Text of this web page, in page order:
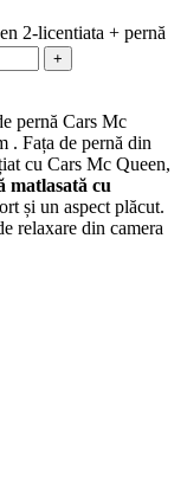
2-licentiata + pernă
+
pernă Cars Mc
. Fața de pernă din
cu Cars Mc Queen,
matlasată cu
și un aspect plăcut.
relaxare din camera